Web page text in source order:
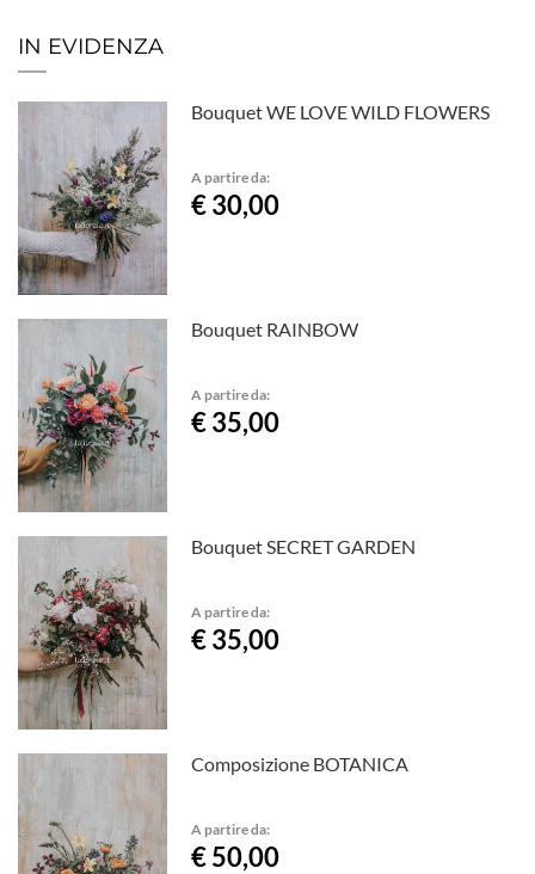
IN EVIDENZA
Bouquet WE LOVE WILD FLOWERS
A partire da:
€ 30,00
Bouquet RAINBOW
A partire da:
€ 35,00
Bouquet SECRET GARDEN
A partire da:
€ 35,00
Composizione BOTANICA
A partire da:
€ 50,00